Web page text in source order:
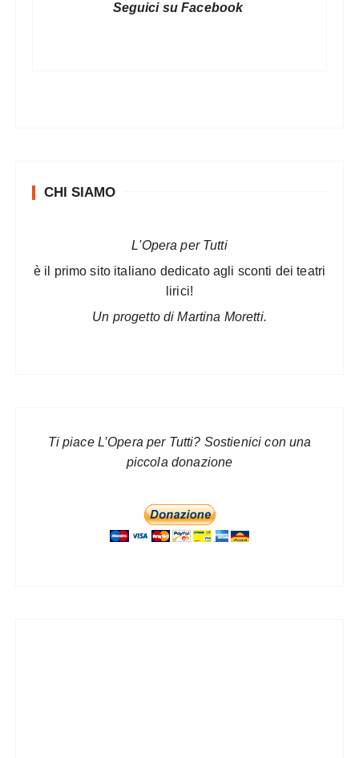
Seguici su Facebook
CHI SIAMO
L'Opera per Tutti
è il primo sito italiano dedicato agli sconti dei teatri
lirici!
Un progetto di Martina Moretti.
Ti piace L’Opera per Tutti? Sostienici con una
piccola donazione